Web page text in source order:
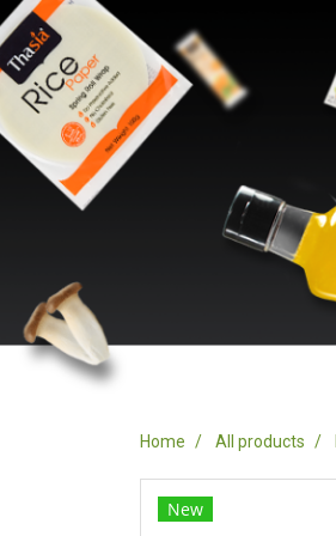
Home All products
New